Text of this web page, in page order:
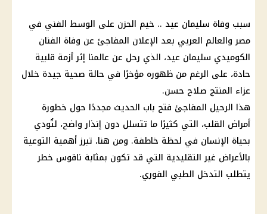
سبب وفاة سليمان عيد .. خيم الحزن على الوسط الفني في
مصر والعالم العربي بعد الإعلان المفاجئ عن وفاة الفنان
الكوميدي سليمان عيد، الذي رحل عن عالمنا إثرأزمة قلبية
حادة، على الرغم من ظهوره مؤخرًا في حالة صحية جيدة خلال
عزاء المنتج صلاح حسن.
هذا الرحيل المفاجئ فتح باب الحديث مجددًا حول خطورة
أمراض القلب، التي كثيرًا ما تتسلل دون إنذار واضح، لتُودي
بحياة الإنسان في لحظة خاطفة. ومن هنا، تبرز أهمية التوعية
بالأعراض غير التقليدية التي قد تكون بمثابة ناقوس خطر
يتطلب التدخل الطبي الفوري.